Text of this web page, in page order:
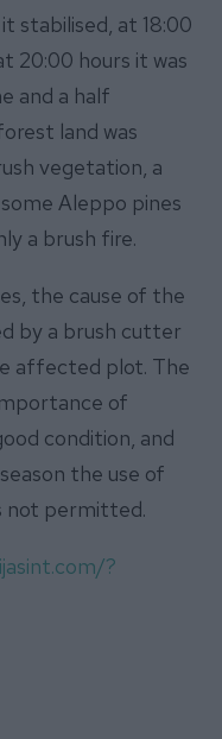
stabilised, at 18:00
20:00 hours it was
and a half
land was
vegetation, a
Aleppo pines
a brush fire.
the cause of the
by a brush cutter
affected plot. The
of
condition, and
the use of
not permitted.
?